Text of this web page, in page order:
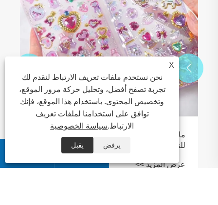
للتغليف المتميز؟
عرض المزيد >>


X
نحن نستخدم ملفات تعريف الارتباط لنقدم لك
تجربة تصفح أفضل، وتحليل حركة مرور الموقع،
وتخصيص المحتوى. باستخدام هذا الموقع، فإنك
توافق على استخدامنا لملفات تعريف
الارتباط.سياسة الخصوصية
يرفض يقبل